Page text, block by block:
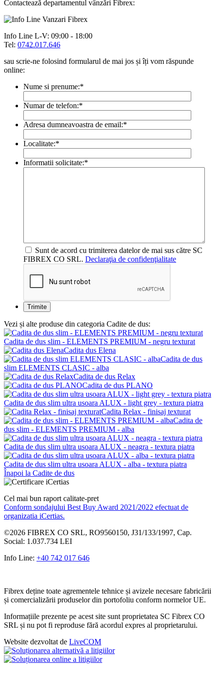
Contactează departamentul vânzări Fibrex:
Info Line L-V: 09:00 - 18:00
Tel: 0742.017.646
sau scrie-ne folosind formularul de mai jos și îți vom răspunde
online:
Nume si prenume:*
Numar de telefon:*
Adresa dumneavoastra de email:*
Localitate:*
Informatii solicitate:*
Sunt de acord cu trimiterea datelor de mai sus către SC
FIBREX CO SRL. Declaraţia de confidenţialitate
Vezi și alte produse din categoria Cadite de dus:
Cadita de dus slim - ELEMENTS PREMIUM - negru texturat
Cadita dus Elena
Cadita de dus
slim ELEMENTS CLASIC - alba
Cadita de dus Relax
Cadita de dus PLANO
Cadita de dus slim ultra usoara ALUX - light grey - textura piatra
Cadita Relax - finisaj texturat
Cadita de
dus slim - ELEMENTS PREMIUM - alba
Cadita de dus slim ultra usoara ALUX - neagra - textura piatra
Cadita de dus slim ultra usoara ALUX - alba - textura piatra
Înapoi la Cadite de dus
Cel mai bun raport calitate-pret
Conform sondajului Best Buy Award 2021/2022 efectuat de
organizatia iCertias.
©2026 FIBREX CO SRL, RO9560150, J31/133/1997, Cap.
Social: 1.037.734 LEI
Info Line: +40 742 017 646
Fibrex deține toate agrementele tehnice și avizele necesare fabricării
și comercializării produselor din portofoliu conform normelor UE.
Informațiile prezente pe acest site sunt proprietatea SC Fibrex CO
SRL și nu pot fi reproduse fără acordul expres al proprietarului.
Website dezvoltat de LiveCOM